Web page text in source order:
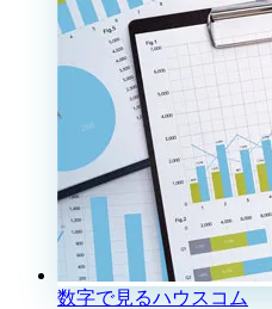
数字で見るハウスコム